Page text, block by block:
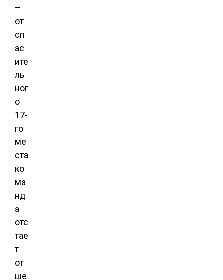
–
от
сп
ас
ите
ль
ног
о
17-
го
ме
ста
ко
ма
нд
а
отс
тае
т
от
ше